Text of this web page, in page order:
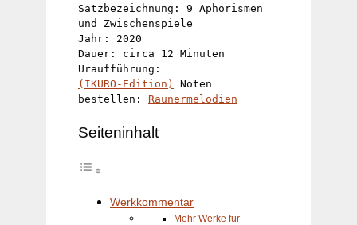
Satzbezeichnung: 9 Aphorismen
und Zwischenspiele
Jahr: 2020
Dauer: circa 12 Minuten
Uraufführung:
(IKURO-Edition)
Noten
bestellen: Raunermelodien
Seiteninhalt
Werkkommentar
Mehr Werke für